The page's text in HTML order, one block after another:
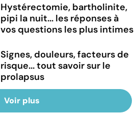
Hystérectomie, bartholinite,
pipi la nuit... les réponses à
vos questions les plus intimes
Signes, douleurs, facteurs de
risque... tout savoir sur le
prolapsus
Voir plus